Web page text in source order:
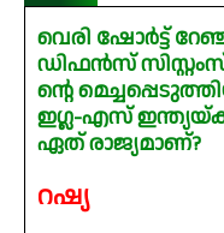
വെരി ഷോർട്ട്
ഡിഫൻസ് സിസ്റ്റംസ്
ന്റെ
ഇഗ്ല-എസ്
ഏത് രാജ്യമാണ്?
റഷ്യ